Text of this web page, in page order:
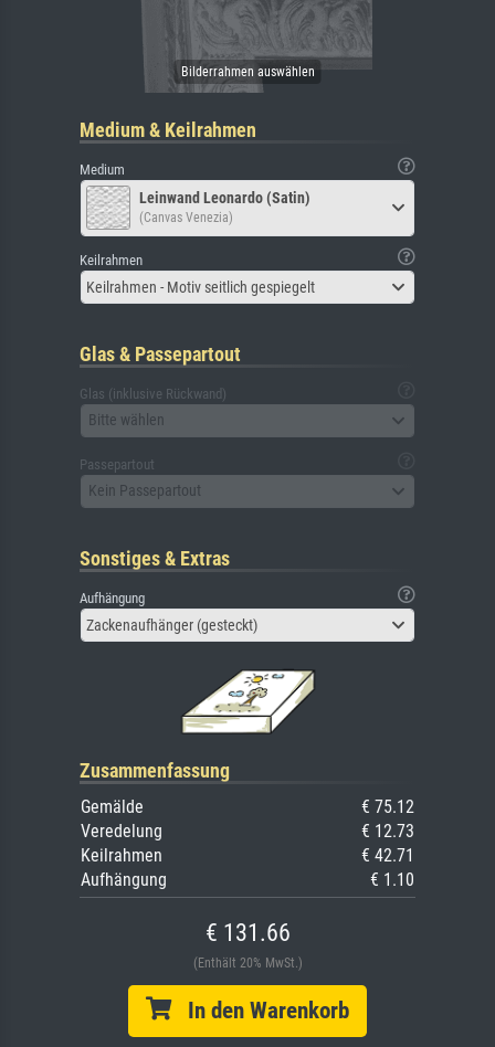
Medium & Keilrahmen
Medium
Leinwand Leonardo (Satin)
(Canvas Venezia)
Keilrahmen
Keilrahmen - Motiv seitlich gespiegelt
Glas & Passepartout
Glas (inklusive Rückwand)
Bitte wählen
Passepartout
Kein Passepartout
Sonstiges & Extras
Aufhängung
Zackenaufhänger (gesteckt)
Zusammenfassung
Gemälde
€ 75.12
Veredelung
€ 12.73
Keilrahmen
€ 42.71
Aufhängung
€ 1.10
€ 131.66
(Enthält 20% MwSt.)
In den Warenkorb